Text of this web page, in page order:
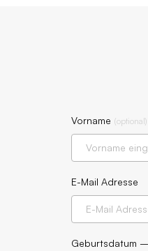
Vorname (optional)
E-Mail Adresse
Geburtsdatum